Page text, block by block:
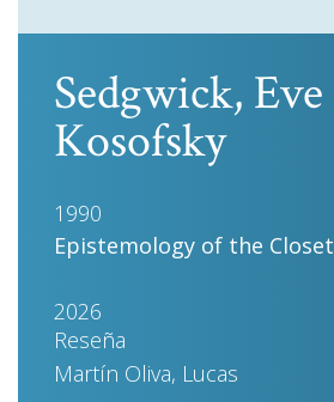
Sedgwick, Eve
Kosofsky
1990
Epistemology of the Closet
2026
Reseña
Martín Oliva, Lucas